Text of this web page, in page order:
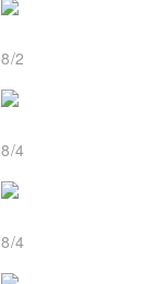
8/2
8/4
8/4